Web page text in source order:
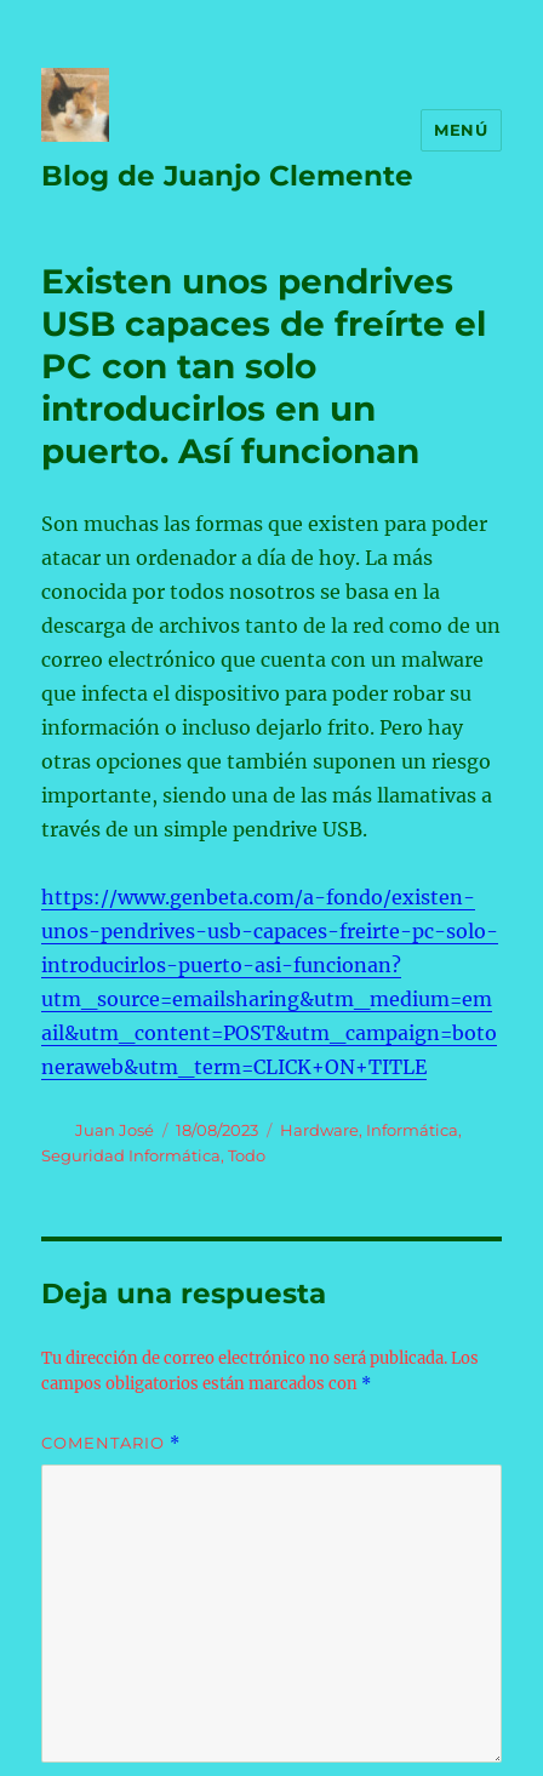
Blog de Juanjo Clemente
MENÚ
Existen unos pendrives
USB capaces de freírte el
PC con tan solo
introducirlos en un
puerto. Así funcionan
Son muchas las formas que existen para poder
atacar un ordenador a día de hoy. La más
conocida por todos nosotros se basa en la
descarga de archivos tanto de la red como de un
correo electrónico que cuenta con un malware
que infecta el dispositivo para poder robar su
información o incluso dejarlo frito. Pero hay
otras opciones que también suponen un riesgo
importante, siendo una de las más llamativas a
través de un simple pendrive USB.
https://www.genbeta.com/a-fondo/existen-
unos-pendrives-usb-capaces-freirte-pc-solo-
introducirlos-puerto-asi-funcionan?
utm_source=emailsharing&utm_medium=em
ail&utm_content=POST&utm_campaign=boto
neraweb&utm_term=CLICK+ON+TITLE
Autor
Juan José
Publicado
el
18/08/2023 Categorías
Hardware, Informática,
Seguridad Informática,Todo
Deja una respuesta
Tu dirección de correo electrónico no será publicada. Los
campos obligatorios están marcados con *
COMENTARIO *